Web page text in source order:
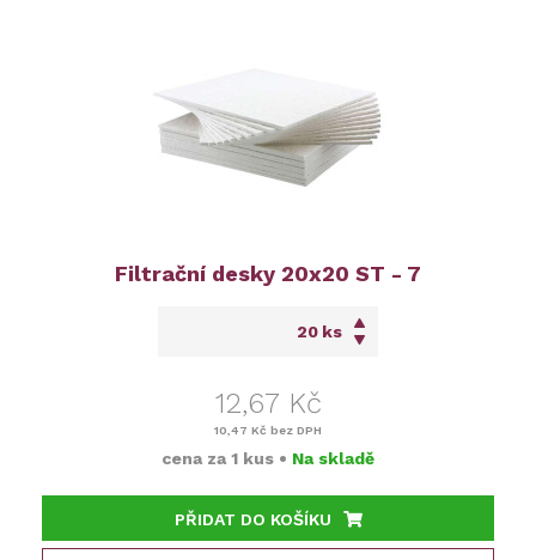
Filtrační desky 20x20 ST - 7
ks
12,67 Kč
10,47 Kč bez DPH
cena za 1 kus • Na skladě
PŘIDAT DO KOŠÍKU